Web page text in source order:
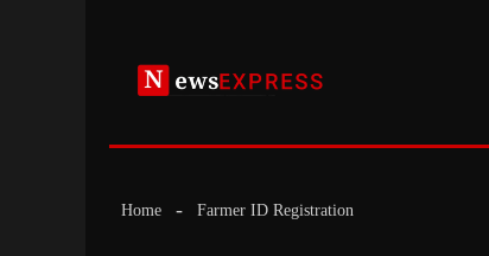
Home Farmer ID Registration